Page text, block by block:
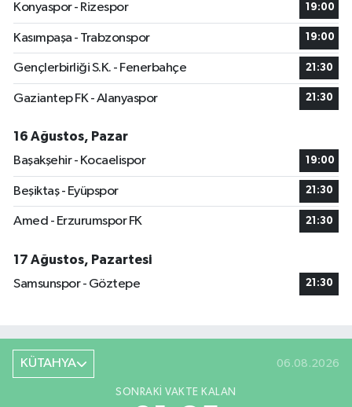
Konyaspor - Rizespor
19:00
Kasımpaşa - Trabzonspor 19:00
Gençlerbirliği S.K. - Fenerbahçe 21:30
Gaziantep FK - Alanyaspor 21:30
16 Ağustos, Pazar
Başakşehir - Kocaelispor
19:00
Beşiktaş - Eyüpspor 21:30
Amed - Erzurumspor FK 21:30
17 Ağustos, Pazartesi
Samsunspor - Göztepe
21:30
KÜTAHYA 06.08.2026
SONRAKI VAKTE KALAN